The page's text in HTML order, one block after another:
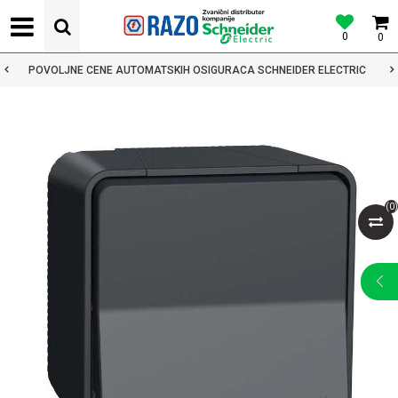
0
0
POVOLJNE CENE AUTOMATSKIH OSIGURACA SCHNEIDER ELECTRIC
(0)